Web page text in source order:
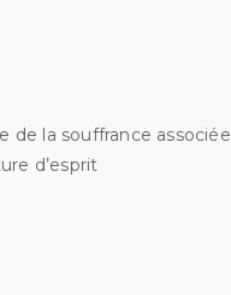
de la souffrance associée
d’esprit